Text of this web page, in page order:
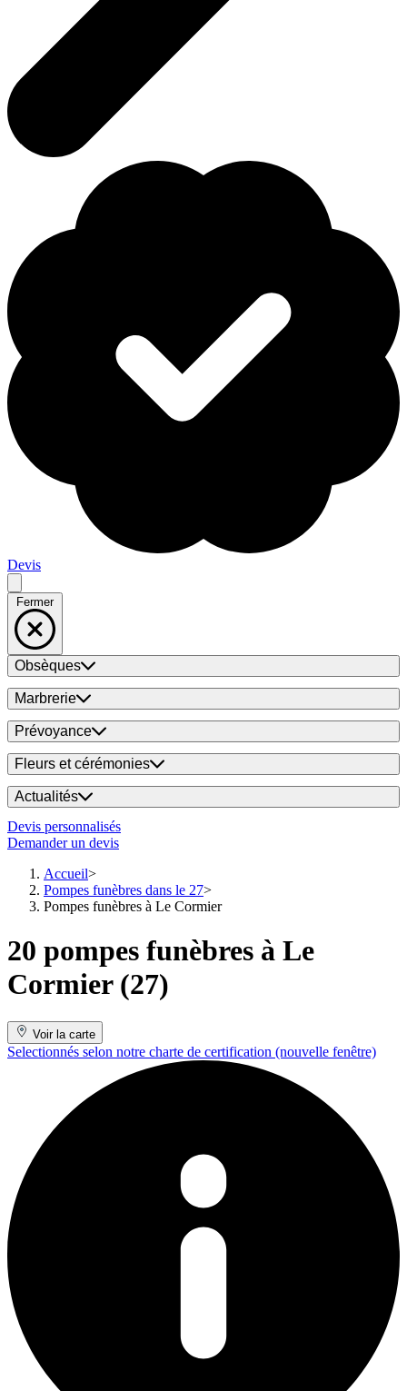
Devis
Fermer
Obsèques
Marbrerie
Prévoyance
Fleurs et cérémonies
Actualités
Devis personnalisés
Demander un devis
Accueil
Pompes funèbres dans le 27
Pompes funèbres à Le Cormier
20 pompes funèbres à Le
Cormier (27)
Voir la carte
Selectionnés selon notre charte de certification (nouvelle fenêtre)